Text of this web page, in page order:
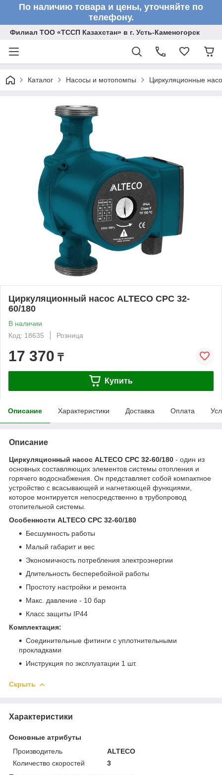
По наличию товара и цены, уточняйте по
телефону.
Филиал ТОО «ТССП Казахстан» в г. Усть-Каменогорск
Каталог Насосы и мотопомпы Циркуляционные
Циркуляционный насос ALTECO CPC 32-
60/180
В наличии
Код: 18635
Розница
17 370 ₸
Купить
Описание Характеристики Доставка Оплата
Описание
Циркуляционный насос ALTECO CPC 32-60/180 - один из
основных составляющих элементов системы отопления и
горячего водоснабжения. Он представляет собой компактное
устройство с всасывающей и нагнетающей функциями,
которое монтируется непосредственно в трубопровод
отопительной системы.
Особенности ALTECO CPC 32-60/180
Бесшумность работы
Малый габарит и вес
Экономичность потребления электроэнергии
Длительность бесперебойной работы
Простоту настройки и ремонта
Макс. давление - 10 бар
Класс защиты IP44
Комплектация:
Соединительные фитинги с уплотнительными
прокладками
Инструкция по эксплуатации 1 шт.
Скрыть
Характеристики
Основные атрибуты
Производитель
ALTECO
Количество скоростей
3